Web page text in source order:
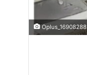
Oplus_16908288